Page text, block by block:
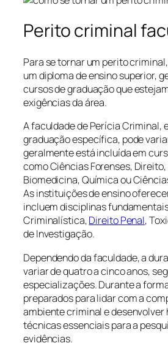
Perito criminal
Para se tornar um perito
um diploma de ensino superior,
cursos de graduação que
exigências da área.
A faculdade de Perícia Criminal,
graduação específica, pode
geralmente está incluída em
como Ciências Forenses,
Biomedicina, Química ou
As instituições de ensino
incluem disciplinas
Criminalística,Direito Penal,
de Investigação.
Dependendo da faculdade, a
variar de quatro a cinco anos,
especializações. Durante a
preparados para lidar com a
ambiente criminal e desenvolver
técnicas essenciais para a
evidências.